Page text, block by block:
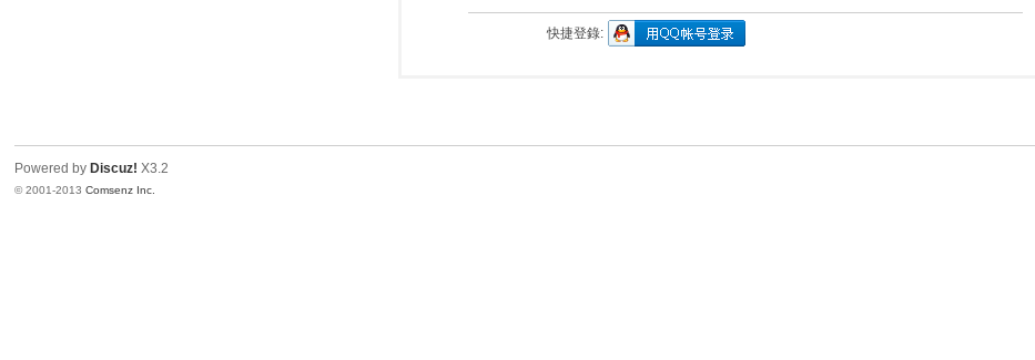
快捷登錄:
Powered by Discuz! X3.2
© 2001-2013Comsenz Inc.